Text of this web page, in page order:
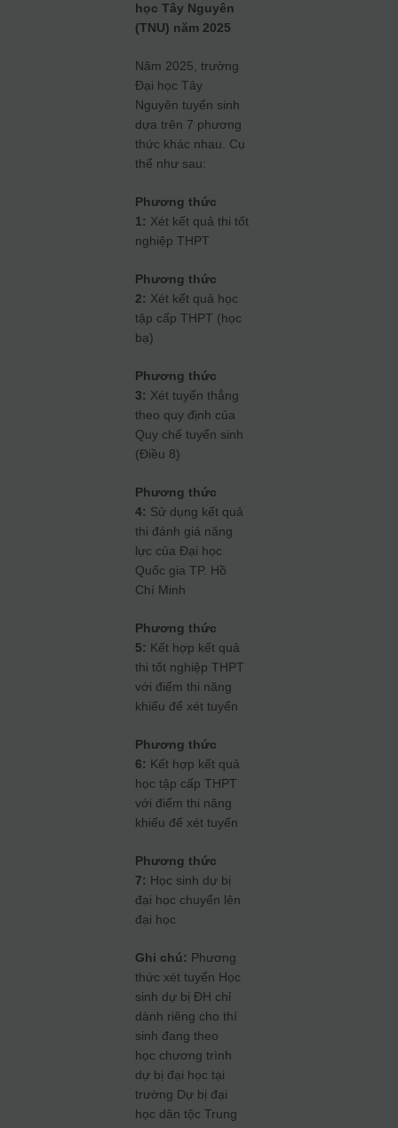
học Tây Nguyên
(TNU) năm 2025
Năm 2025, trường
Đại học Tây
Nguyên tuyển sinh
dựa trên 7 phương
thức khác nhau. Cụ
thể như sau:
Phương thức
1: Xét kết quả thi tốt
nghiệp THPT
Phương thức
2: Xét kết quả học
tập cấp THPT (học
bạ)
Phương thức
3: Xét tuyển thẳng
theo quy định của
Quy chế tuyển sinh
(Điều 8)
Phương thức
4: Sử dụng kết quả
thi đánh giá năng
lực của Đại học
Quốc gia TP. Hồ
Chí Minh
Phương thức
5: Kết hợp kết quả
thi tốt nghiệp THPT
với điểm thi năng
khiếu để xét tuyển
Phương thức
6: Kết hợp kết quả
học tập cấp THPT
với điểm thi năng
khiếu để xét tuyển
Phương thức
7: Học sinh dự bị
đại học chuyển lên
đại học
Ghi chú: Phương
thức xét tuyển Học
sinh dự bị ĐH chỉ
dành riêng cho thí
sinh đang theo
học chương trình
dự bị đại học tại
trường Dự bị đại
học dân tộc Trung